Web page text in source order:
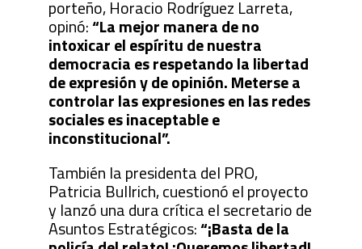
porteño, Horacio Rodríguez Larreta,
opinó:“La mejor manera de no
intoxicar el espíritu de nuestra
democracia es respetando la libertad
de expresión y de opinión. Meterse a
controlar las expresiones en las redes
sociales es inaceptable e
inconstitucional”.
También la presidenta del PRO,
Patricia Bullrich, cuestionó el proyecto
y lanzó una dura crítica el secretario de
Asuntos Estratégicos:“¡Basta de la